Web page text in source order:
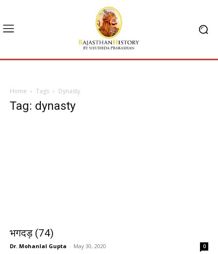
Home Tags Dynasty
Tag: dynasty
भगदड़ (74)
Dr. Mohanlal Gupta - May 30, 2020 0